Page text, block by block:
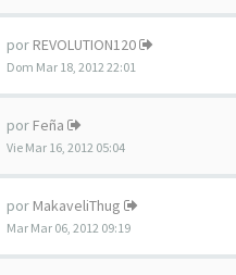
por REVOLUTION120
Dom Mar 18, 2012 22:01
por Feña
Vie Mar 16, 2012 05:04
por MakaveliThug
Mar Mar 06, 2012 09:19